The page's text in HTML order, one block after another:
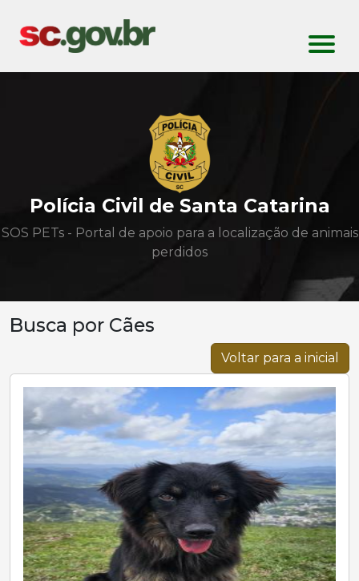
Polícia Civil de Santa Catarina
SOS PETs - Portal de apoio para a localização de animais
perdidos
Busca por Cães
Voltar para a inicial